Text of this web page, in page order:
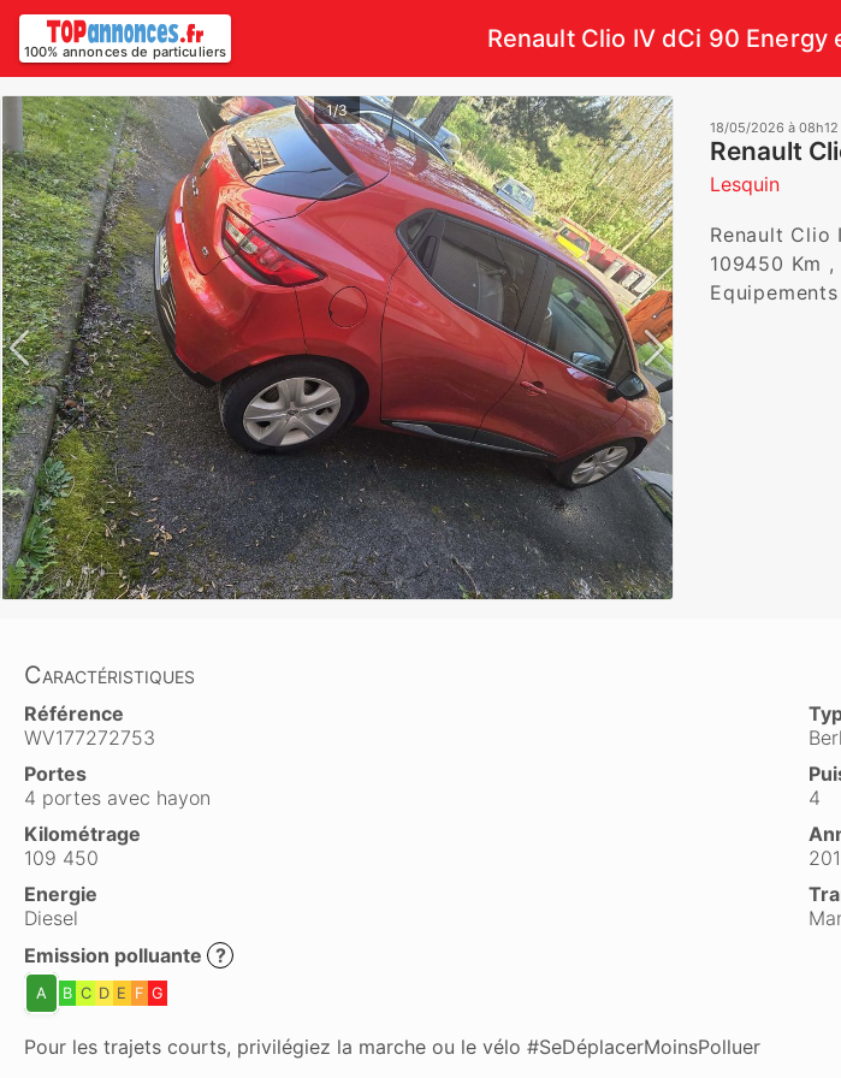
100% annonces de particuliers Renault Clio IV dCi 90 Energy
1/3
18/05/2026 à 08h12
Renault
Lesquin
Renault Clio
109450 Km
Caractéristiques
Référence
WV177272753
Portes
4 portes avec hayon
4
Kilométrage
109 450
Energie
Diesel
Emission polluante ?
A B C D E F G
Pour les trajets courts, privilégiez la marche ou le vélo #SeDéplacerMoinsPolluer